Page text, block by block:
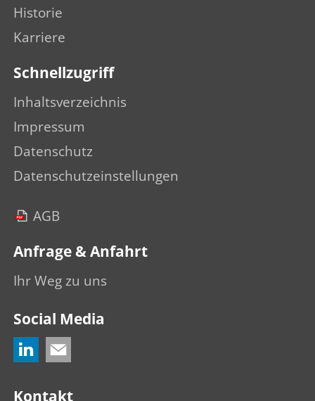
Historie
Karriere
Schnellzugriff
Inhaltsverzeichnis
Impressum
Datenschutz
Datenschutzeinstellungen
AGB
Anfrage & Anfahrt
Ihr Weg zu uns
Social Media
Kontakt